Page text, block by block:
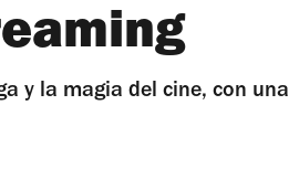
y la magia del cine, con una